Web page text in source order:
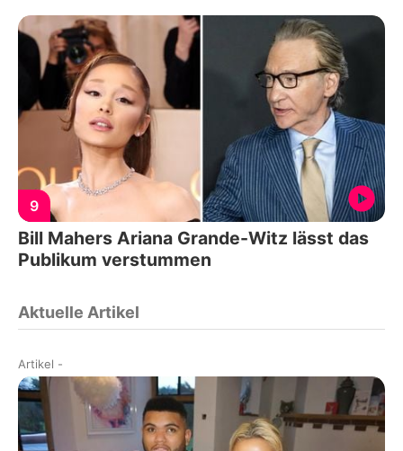
9
Bill Mahers Ariana Grande-Witz lässt das
Publikum verstummen
Aktuelle Artikel
Artikel -